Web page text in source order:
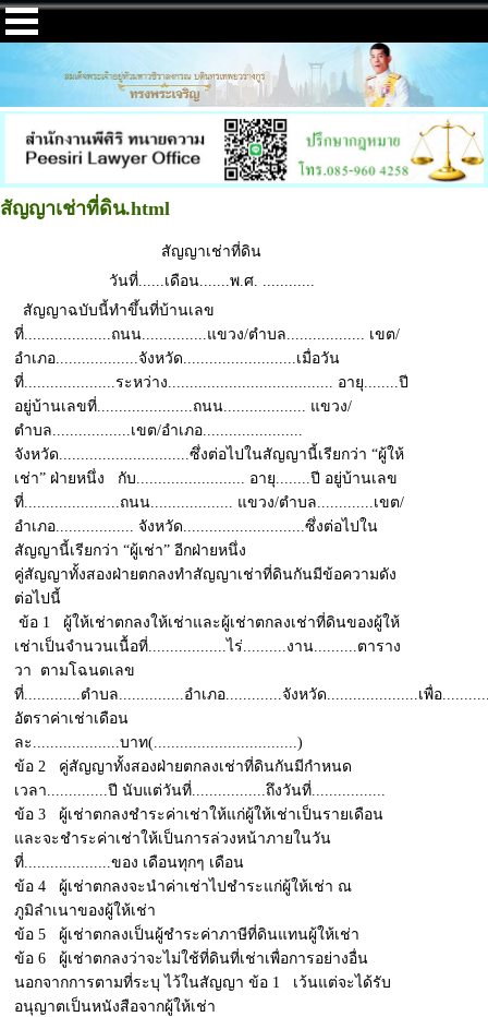
สัญญาเช่าที่ดิน.html
สัญญาเช่าที่ดิน
วันที่......เดือน.......พ.ศ. ............
สัญญาฉบับนี้ทำขึ้นที่บ้านเลข
ที่....................ถนน...............แขวง/ตำบล.................. เขต/
อำเภอ...................จังหวัด..........................เมื่อวัน
ที่.....................ระหว่าง...................................... อายุ........ปี
อยู่บ้านเลขที่......................ถนน................... แขวง/
ตำบล..................เขต/อำเภอ.......................
จังหวัด..............................ซึ่งต่อไปในสัญญานี้เรียกว่า “ผู้ให้
เช่า” ฝ่ายหนึ่ง กับ......................... อายุ........ปี อยู่บ้านเลข
ที่......................ถนน................... แขวง/ตำบล.............เขต/
อำเภอ.................. จังหวัด............................ซึ่งต่อไปใน
สัญญานี้เรียกว่า “ผู้เช่า” อีกฝ่ายหนึ่ง
คู่สัญญาทั้งสองฝ่ายตกลงทำสัญญาเช่าที่ดินกันมีข้อความดัง
ต่อไปนี้
ข้อ 1 ผู้ให้เช่าตกลงให้เช่าและผู้เช่าตกลงเช่าที่ดินของผู้ให้
เช่าเป็นจำนวนเนื้อที่..................ไร่..........งาน..........ตาราง
วา ตามโฉนดเลข
ที่.............ตำบล...............อำเภอ.............จังหวัด.....................เพื่อ
อัตราค่าเช่าเดือน
ละ....................บาท(.................................)
ข้อ 2 คู่สัญญาทั้งสองฝ่ายตกลงเช่าที่ดินกันมีกำหนด
เวลา..............ปี นับแต่วันที่.................ถึงวันที่.................
ข้อ 3 ผู้เช่าตกลงชำระค่าเช่าให้แก่ผู้ให้เช่าเป็นรายเดือน
และจะชำระค่าเช่าให้เป็นการล่วงหน้าภายในวัน
ที่....................ของ เดือนทุกๆ เดือน
ข้อ 4 ผู้เช่าตกลงจะนำค่าเช่าไปชำระแก่ผู้ให้เช่า ณ
ภูมิลำเนาของผู้ให้เช่า
ข้อ 5 ผู้เช่าตกลงเป็นผู้ชำระค่าภาษีที่ดินแทนผู้ให้เช่า
ข้อ 6 ผู้เช่าตกลงว่าจะไม่ใช้ที่ดินที่เช่าเพื่อการอย่างอื่น
นอกจากการตามที่ระบุ ไว้ในสัญญา ข้อ 1 เว้นแต่จะได้รับ
อนุญาตเป็นหนังสือจากผู้ให้เช่า